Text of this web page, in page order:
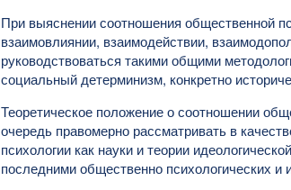
При выяснении соотношения общественной
взаимовлиянии, взаимодействии,
руководствоваться такими общими
социальный детерминизм, конкретно
Теоретическое положение о соотношении
очередь правомерно рассматривать в
психологии как науки и теории
последними общественно психологических и